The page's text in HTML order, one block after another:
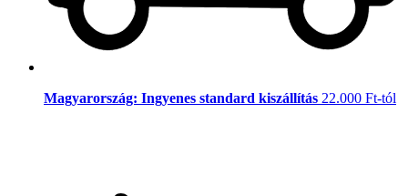
Magyarország: Ingyenes standard kiszállítás 22.000 Ft-tól